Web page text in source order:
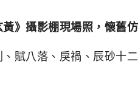
黃》攝影棚現場照，懷舊
、 賦八落 、 戾禍 、 辰砂十